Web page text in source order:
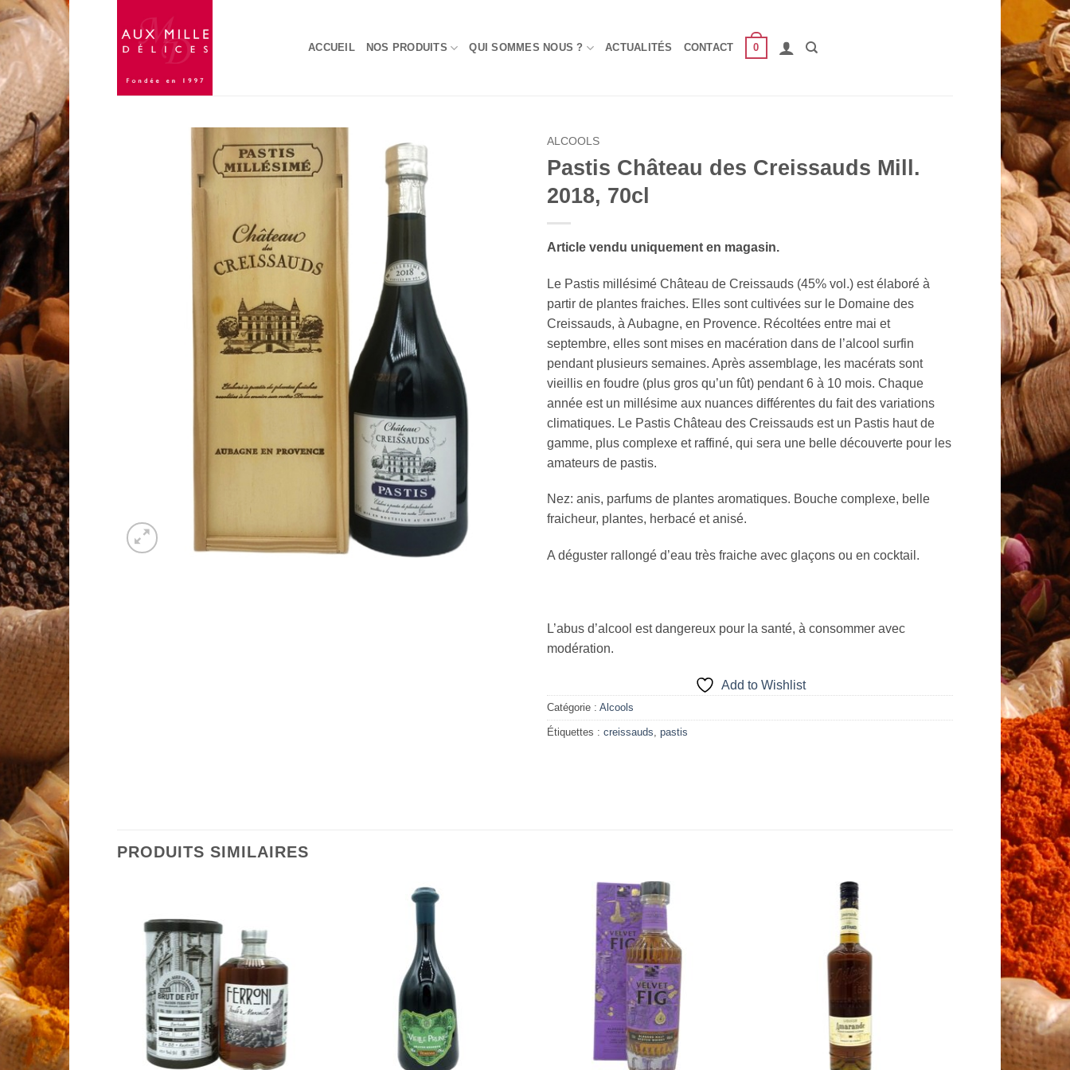
Passer
ACCUEIL NOS PRODUITS QUI SOMMES NOUS ? ACTUALITÉS CONTACT 0
ALCOOLS
Pastis Château des Creissauds Mill.
2018, 70cl
Article vendu uniquement en magasin.
Le Pastis millésimé Château de Creissauds (45% vol.) est élaboré à
partir de plantes fraiches. Elles sont cultivées sur le Domaine des
Creissauds, à Aubagne, en Provence. Récoltées entre mai et
septembre, elles sont mises en macération dans de l’alcool surfin
pendant plusieurs semaines. Après assemblage, les macérats sont
vieillis en foudre (plus gros qu’un fût) pendant 6 à 10 mois. Chaque
année est un millésime aux nuances différentes du fait des variations
climatiques. Le Pastis Château des Creissauds est un Pastis haut de
gamme, plus complexe et raffiné, qui sera une belle découverte pour les
amateurs de pastis.
Nez: anis, parfums de plantes aromatiques. Bouche complexe, belle
fraicheur, plantes, herbacé et anisé.
A déguster rallongé d’eau très fraiche avec glaçons ou en cocktail.
L’abus d’alcool est dangereux pour la santé, à consommer avec
modération.
Add to Wishlist
Catégorie : Alcools
Étiquettes : creissauds pastis
PRODUITS SIMILAIRES
Add to
Wishlist